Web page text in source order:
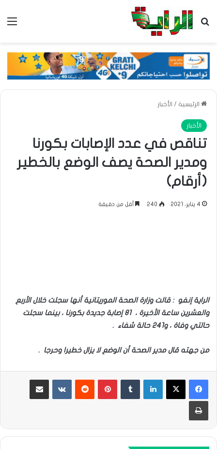
بحث عن
الرئيسية / الأخبار
الأخبار
تناقص في عدد الإصابات بكورنا
ومدير الصحة يصف الوضع بالخطير
(أرقام)
4 يناير، 2021 240 أقل من دقيقة
الراية إنفو : قالت وزارة الصحة الموريتانية أنها سجلت خلال الأربع
والعشرين ساعة الأخيرة ، 81 إصابة جديدة بكورنا ، بينما سجلت
حالتي وفاة ، و241 حالة شفاء .
من جهته قال مدير الصحة أن الوضع لا يزال خطيرا وحرجا .
لينكدإن بينتيريست مشاركة عبر البريد
طباعة